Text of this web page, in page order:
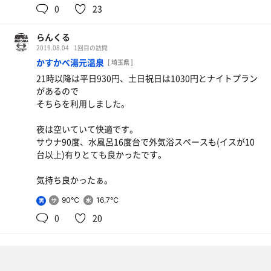
0 23
らんくる
2019.08.04 1回目の訪問
かすかべ湯元温泉 [ 埼玉県 ]
21時以降は平日930円、土日祝日は1030円とナイトプラン
があるので
そちらを利用しました。
夜は空いていて快適です。
サウナ90度、水風呂16度台で外気浴スペースも(イスが10
台以上)有りとても良かったです。
気持ち良かったぁ。
男 90℃ 16.7℃
0 20